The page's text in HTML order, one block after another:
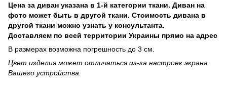
Цена за диван указана в 1-й категории ткани. Диван на
фото может быть в другой ткани. Стоимость дивана в
другой ткани можно узнать у консультанта.
Доставляем по всей территории Украины прямо на адрес
В размерах возможна погрешность до 3 см.
Цвет изделия может отличаться из-за настроек экрана
Вашего устройства.